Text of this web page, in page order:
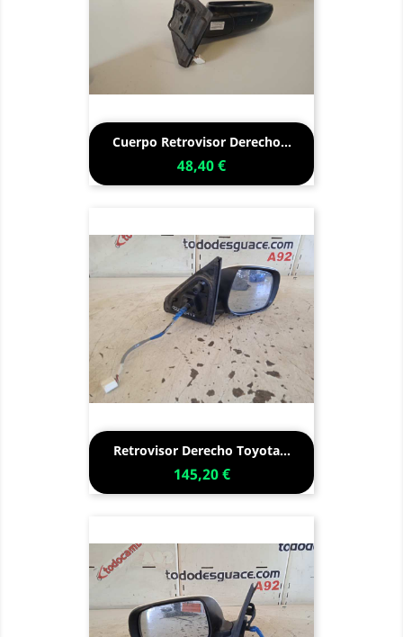
Cuerpo Retrovisor Derecho...
48,40 €
Retrovisor Derecho Toyota...
145,20 €